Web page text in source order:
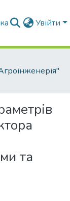
Увійти
та